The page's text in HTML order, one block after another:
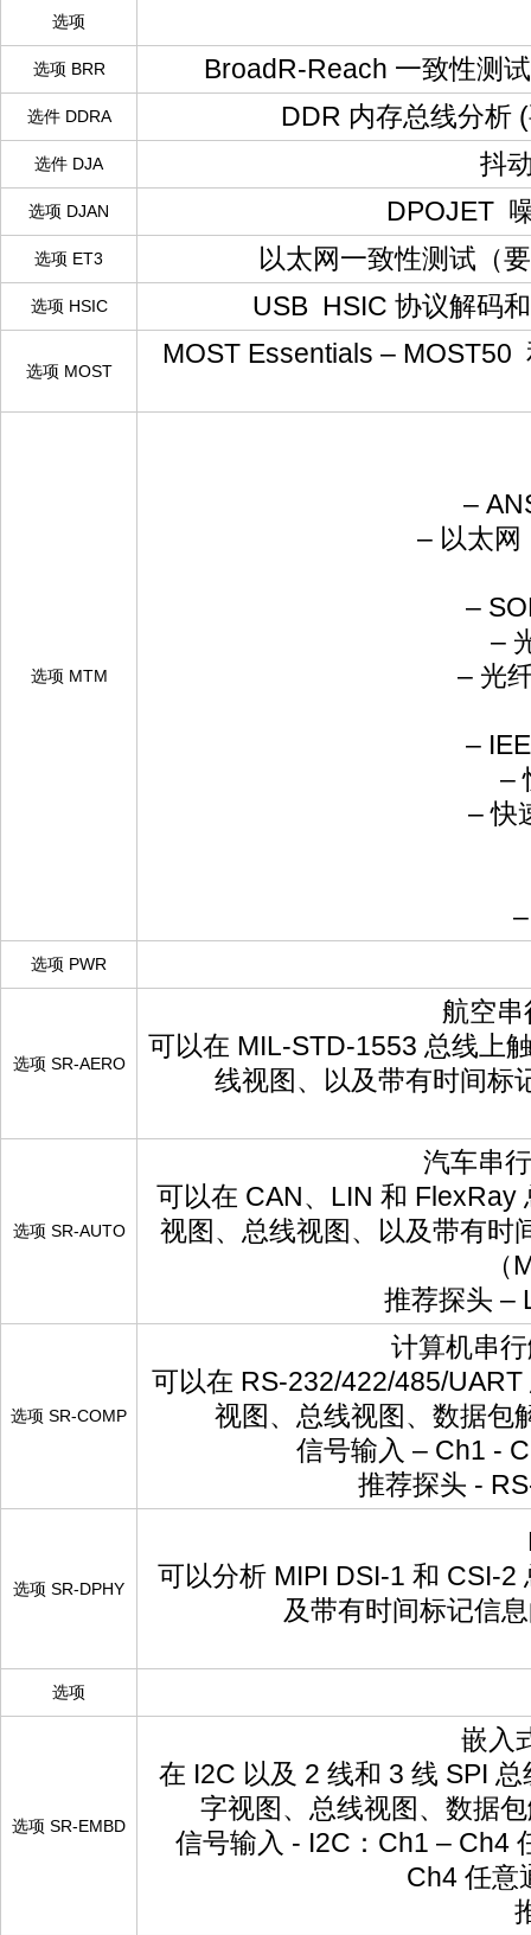
选项
选项 BRR BroadR-Reach 一致性测
选件 DDRA DDR 内存总线分析
选件 DJA 抖
选项 DJAN DPOJET
选项 ET3 以太网一致性测试（
选项 HSIC USB HSIC 协议解码
选项 MOST
MOST Essentials –
选项 MTM
–
– 以太网
–
–
– 光
–
–
– 快
选项 PWR
选项 SR-AERO
航空
可以在 MIL-STD-1553 总线上
线视图、以及带有时间标
选项 SR-AUTO
汽车串
可以在 CAN、LIN 和 FlexRay
视图、总线视图、以及带有时
推荐探头 –
选项 SR-COMP
计算机串
可以在 RS-232/422/485/
视图、总线视图、数据包
信号输入 – Ch1 -
推荐探头 -
选项 SR-DPHY
可以分析 MIPI DSI-1 和 CSI-
及带有时间标记信
选项
选项 SR-EMBD
嵌入
在 I2C 以及 2 线和 3 线 SPI
字视图、总线视图、数据
信号输入 - I2C：Ch1 – Ch4
Ch4 任意